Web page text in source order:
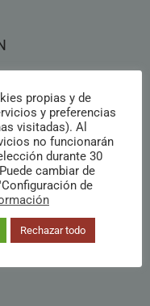
– León
propias y de
y preferencias
visitadas). Al
no funcionarán
durante 30
cambiar de
de
Rechazar todo